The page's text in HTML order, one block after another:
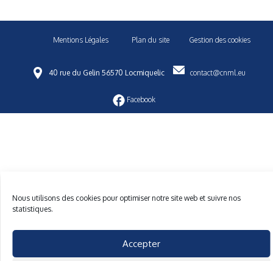
Nous utilisons des cookies pour optimiser notre site web et suivre nos
statistiques.
Accepter
Mentions Légales Plan du site Gestion des cookies
40 rue du Gelin 56570 Locmiquelic contact@cnml.eu
Facebook